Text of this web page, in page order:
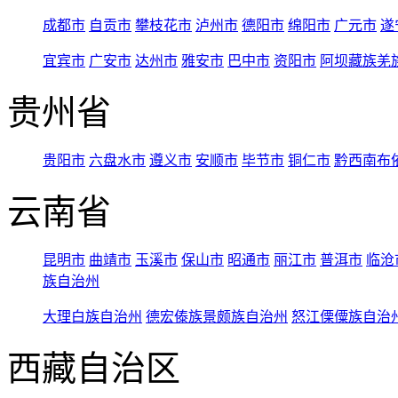
成都市 自贡市 攀枝花市 泸州市 德阳市 绵阳市 广元市 遂
宜宾市 广安市 达州市 雅安市 巴中市 资阳市 阿坝藏族羌
贵州省
贵阳市 六盘水市 遵义市 安顺市 毕节市 铜仁市 黔西南布
云南省
昆明市 曲靖市 玉溪市 保山市 昭通市 丽江市 普洱市 临
族自治州
大理白族自治州 德宏傣族景颇族自治州 怒江傈僳族自治
西藏自治区